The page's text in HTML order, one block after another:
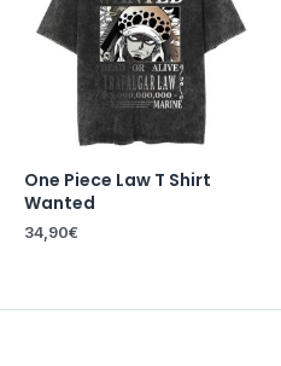
One Piece Law T Shirt
Wanted
34,90€